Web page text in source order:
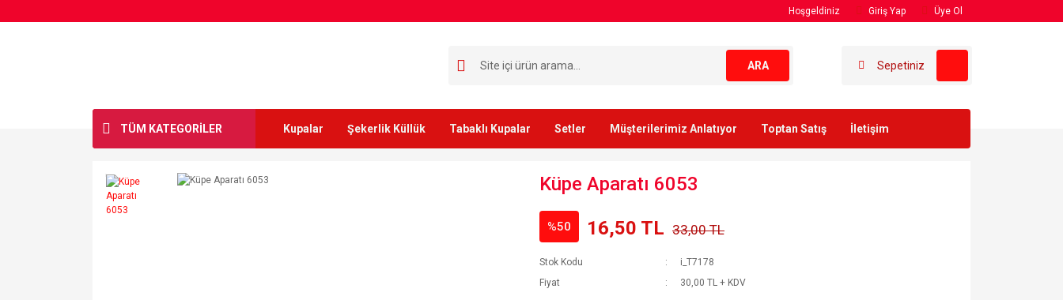
Hoşgeldiniz Giriş Yap Üye Ol
ARA Sepetiniz
TÜM KATEGORİLER Kupalar Şekerlik Küllük Tabaklı Kupalar Setler Müşterilerimiz Anlatıyor Toptan Satış İletişim
Küpe Aparatı 6053
%50 16,50 TL 33,00 TL
Stok Kodu
i_T7178
Fiyat
30,00 TL + KDV